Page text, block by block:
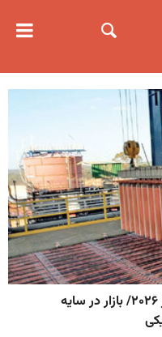
کاهش چشم‌انداز تولید جهانی مس در ۲۰۲۶/ بازار در سایه